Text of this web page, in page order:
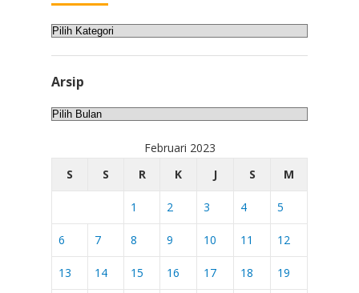
Kategori
Arsip
Arsip
Februari 2023
S
S R K J S M
1 2 3 4 5
6 7 8 9 10 11 12
13 14 15 16 17 18 19